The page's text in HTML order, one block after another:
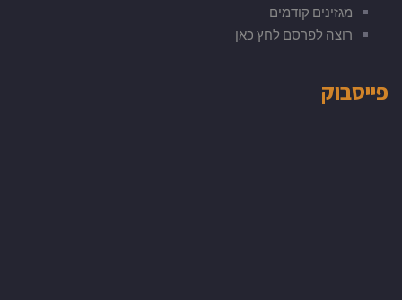
מגזינים קודמים
רוצה לפרסם לחץ כאן
פייסבוק